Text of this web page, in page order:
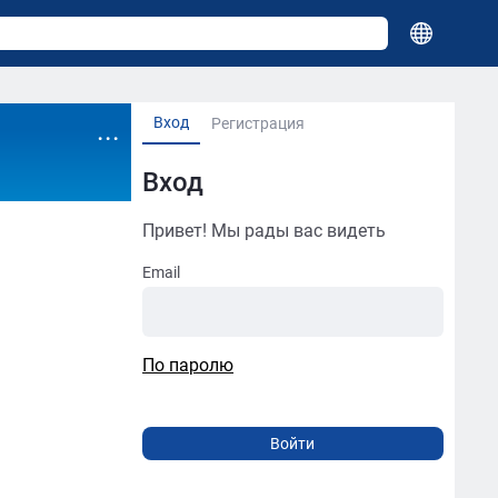
Вход Регистрация
Вход
Привет! Мы рады вас видеть
Email
По паролю
...